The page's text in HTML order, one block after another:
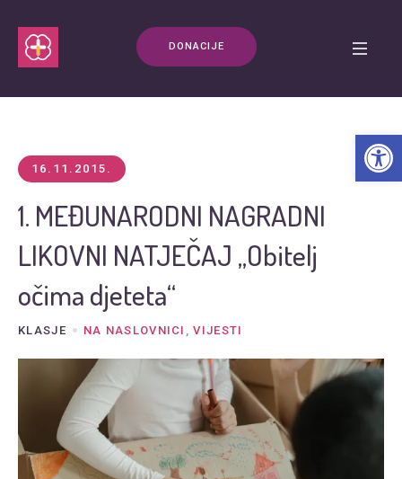
DONACIJE
16.11.2015.
1. MEĐUNARODNI NAGRADNI
LIKOVNI NATJEČAJ „Obitelj
očima djeteta“
KLASJE NA NASLOVNICI ,VIJESTI